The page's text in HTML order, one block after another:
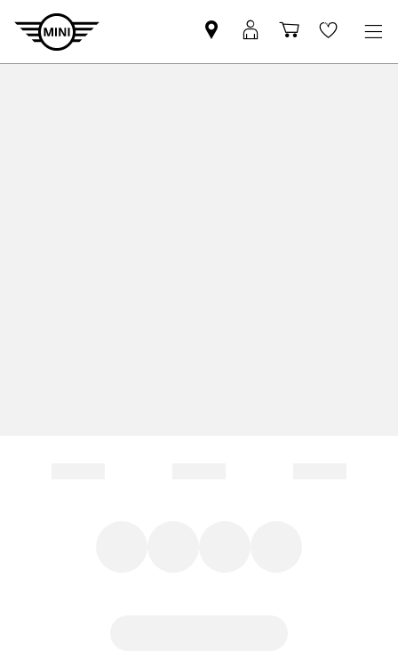
Trova
il
Login
MyMINI
CarrelloWishlist